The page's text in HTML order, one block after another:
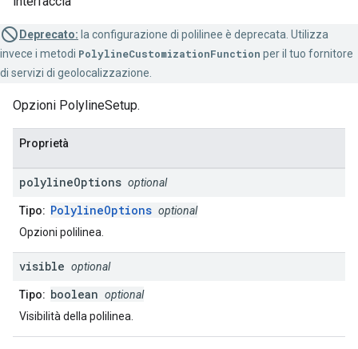
Deprecato: la configurazione di polilinee è deprecata. Utilizza
invece i metodi PolylineCustomizationFunction per il tuo fornitore
di servizi di geolocalizzazione.
Opzioni PolylineSetup.
Proprietà
polylineOptions optional
Tipo: PolylineOptions optional
Opzioni polilinea.
visible optional
Tipo: boolean optional
Visibilità della polilinea.